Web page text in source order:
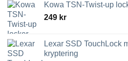
Kowa TSN-Twist-up
249 kr
Lexar SSD TouchLock
kryptering